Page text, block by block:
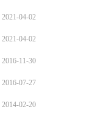
2021-04-02
2021-04-02
2016-11-30
2016-07-27
2014-02-20